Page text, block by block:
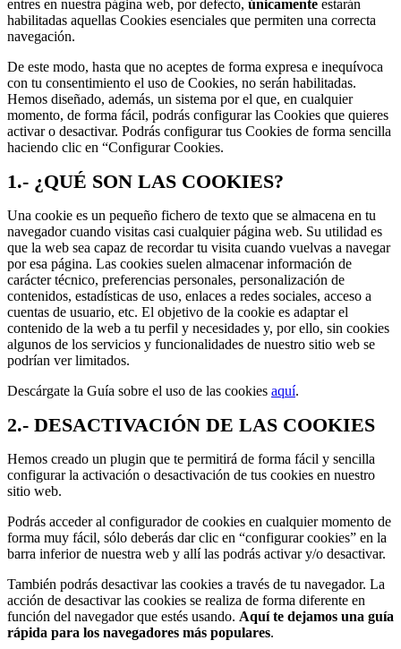
entres en nuestra página web, por defecto, únicamente estarán
habilitadas aquellas Cookies esenciales que permiten una correcta
navegación.
De este modo, hasta que no aceptes de forma expresa e inequívoca
con tu consentimiento el uso de Cookies, no serán habilitadas.
Hemos diseñado, además, un sistema por el que, en cualquier
momento, de forma fácil, podrás configurar las Cookies que quieres
activar o desactivar. Podrás configurar tus Cookies de forma sencilla
haciendo clic en “Configurar Cookies.
1.- ¿QUÉ SON LAS COOKIES?
Una cookie es un pequeño fichero de texto que se almacena en tu
navegador cuando visitas casi cualquier página web. Su utilidad es
que la web sea capaz de recordar tu visita cuando vuelvas a navegar
por esa página. Las cookies suelen almacenar información de
carácter técnico, preferencias personales, personalización de
contenidos, estadísticas de uso, enlaces a redes sociales, acceso a
cuentas de usuario, etc. El objetivo de la cookie es adaptar el
contenido de la web a tu perfil y necesidades y, por ello, sin cookies
algunos de los servicios y funcionalidades de nuestro sitio web se
podrían ver limitados.
Descárgate la Guía sobre el uso de las cookies aquí.
2.- DESACTIVACIÓN DE LAS COOKIES
Hemos creado un plugin que te permitirá de forma fácil y sencilla
configurar la activación o desactivación de tus cookies en nuestro
sitio web.
Podrás acceder al configurador de cookies en cualquier momento de
forma muy fácil, sólo deberás dar clic en “configurar cookies” en la
barra inferior de nuestra web y allí las podrás activar y/o desactivar.
También podrás desactivar las cookies a través de tu navegador. La
acción de desactivar las cookies se realiza de forma diferente en
función del navegador que estés usando. Aquí te dejamos una guía
rápida para los navegadores más populares.